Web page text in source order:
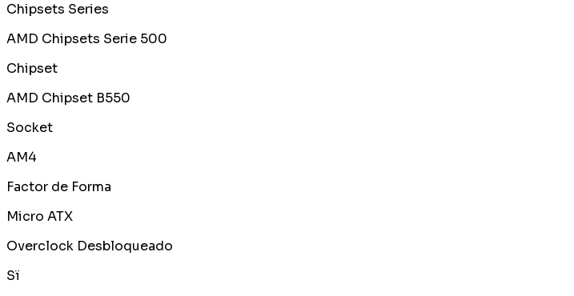
Chipsets Series
AMD Chipsets Serie 500
Chipset
AMD Chipset B550
Socket
AM4
Factor de Forma
Micro ATX
Overclock Desbloqueado
Sï